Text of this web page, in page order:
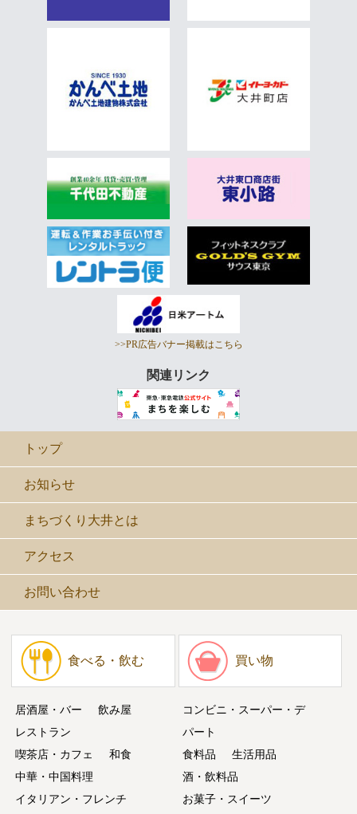
>>PR広告バナー掲載はこちら
関連リンク
トップ
お知らせ
まちづくり大井とは
アクセス
お問い合わせ
食べる・飲む
居酒屋・バー
飲み屋
レストラン
喫茶店・カフェ
和食
中華・中国料理
イタリアン・フレンチ
買い物
コンビニ・スーパー・デ
パート
食料品
生活用品
酒・飲料品
お菓子・スイーツ